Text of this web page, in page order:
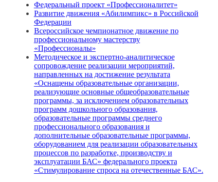
Федеральный проект «Профессионалитет»
Развитие движения «Абилимпикс» в Российской
Федерации
Всероссийское чемпионатное движение по
профессиональному мастерству
«Профессионалы»
Методическое и экспертно-аналитическое
сопровождение реализации мероприятий,
направленных на достижение результата
«Оснащены образовательные организации,
реализующие основные общеобразовательные
программы, за исключением образовательных
программ дошкольного образования,
образовательные программы среднего
профессионального образования и
дополнительные образовательные программы,
оборудованием для реализации образовательных
процессов по разработке, производству и
эксплуатации БАС» федерального проекта
«Стимулирование спроса на отечественные БАС».